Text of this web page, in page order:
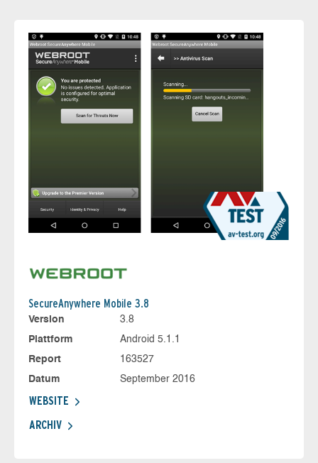
SecureAnywhere Mobile 3.8
Version
3.8
Plattform
Android 5.1.1
Report
163527
Datum
September 2016
WEBSITE
ARCHIV